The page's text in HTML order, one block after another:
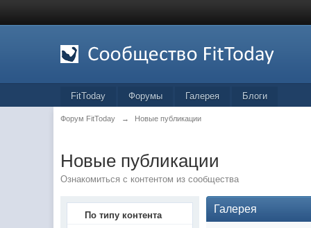
FitToday Форумы Галерея Блоги
Форум FitToday → Новые публикации
Новые публикации
Ознакомиться с контентом из сообщества
По типу контента
Галерея